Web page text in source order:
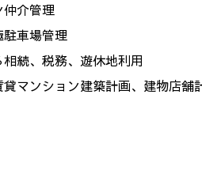
仲介管理
駐車場管理
相続、税務、遊休地利用
マンション建築計画、建物店